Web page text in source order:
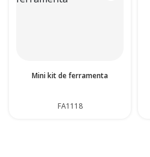
Mini kit de ferramenta
FA1118